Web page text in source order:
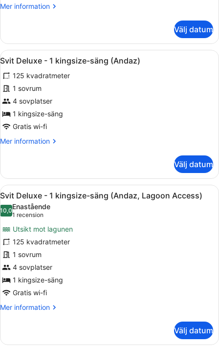
Access)
Mer information
Mer
-
enkelsängar
Access)
Välj datum
Öppna
alla
foton
för
Svit
Deluxe
-
kingsize-
Ett rum med ett bord med
10
Svit Deluxe - 1 kingsize-säng (Andaz)
125 kvadratmeter
1 sovrum
4 sovplatser
1 kingsize-säng
Gratis wi-fi
Mer information
Mer
Deluxe
1
kingsize-
säng
(Andaz)
Välj datum
Öppna
alla
foton
Svit
Deluxe
-
1
kingsize-
säng
(Andaz,
Lagoon
Ett modernt hotellrum med en
7
Svit Deluxe - 1 kingsize-säng (Andaz, Lagoon Access)
10,010,0 av 10
Enastående
1 recension
(1 recension)
Utsikt mot lagunen
125 kvadratmeter
1 sovrum
4 sovplatser
1 kingsize-säng
Gratis wi-fi
Mer information
Mer
Deluxe
Välj datum